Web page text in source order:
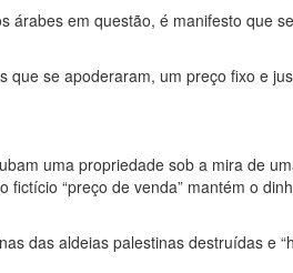
árabes em questão, é manifesto que
que se apoderaram, um preço fixo e
uma propriedade sob a mira de
fictício “preço de venda” mantém o
das aldeias palestinas destruídas e